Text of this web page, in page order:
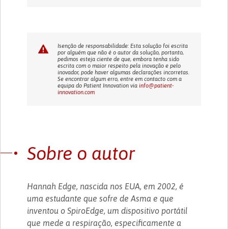
Isenção de responsabilidade: Esta solução foi escrita
por alguém que não é o autor da solução, portanto,
pedimos esteja ciente de que, embora tenha sido
escrita com o maior respeito pela inovação e pelo
inovador, pode haver algumas declarações incorretas.
Se encontrar algum erro, entre em contacto com a
equipa do Patient Innovation viainfo@patient-
innovation.com
Sobre o autor
Hannah Edge, nascida nos EUA, em 2002, é
uma estudante que sofre de Asma e que
inventou o SpiroEdge, um dispositivo portátil
que mede a respiração, especificamente a